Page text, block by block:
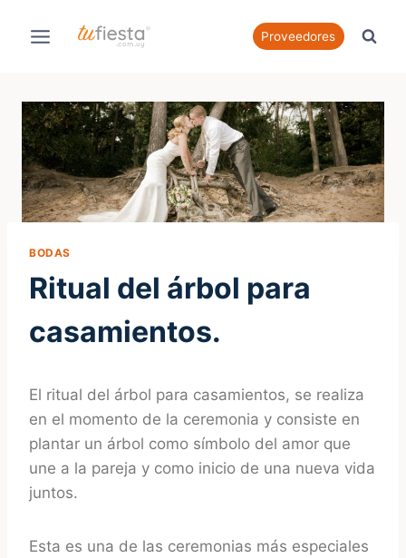
Proveedores
BODAS
Ritual del árbol para
casamientos.
El ritual del árbol para casamientos, se realiza
en el momento de la ceremonia y consiste en
plantar un árbol como símbolo del amor que
une a la pareja y como inicio de una nueva vida
juntos.
Esta es una de las ceremonias más especiales